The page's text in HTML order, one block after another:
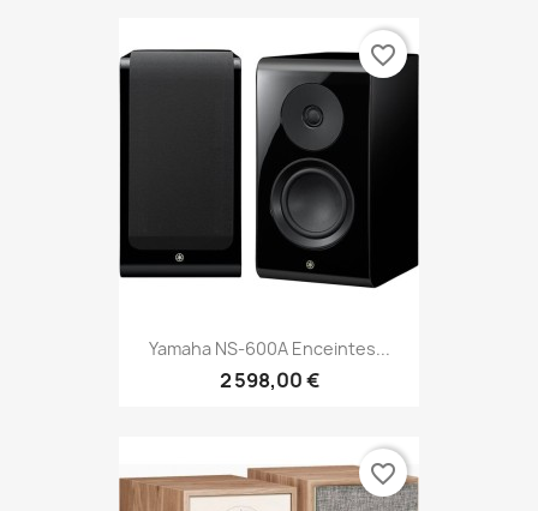
Yamaha NS-600A Enceintes...
2 598,00 €
favorite_border
favorite_border